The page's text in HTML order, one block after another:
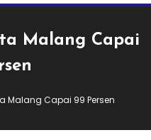
Malang Capai
Malang Capai 99 Persen